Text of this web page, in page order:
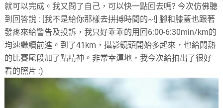
就可以完成。我又問了自己，可以快一點回去嗎? 今次仿佛聽
到回答說 : [我不是給你那樣去拼搏時間的~!] 腳和膝蓋也跟著
發疼來給警告及投訴，我只好乖乖的用回6:00-6:30min/km的
均速繼續前進。到了41km，攝影鏡頭開始多起來，也給悶熱
的比賽尾段加了點精神。非常幸運地，我今次給拍出了很好
看的照片 :)